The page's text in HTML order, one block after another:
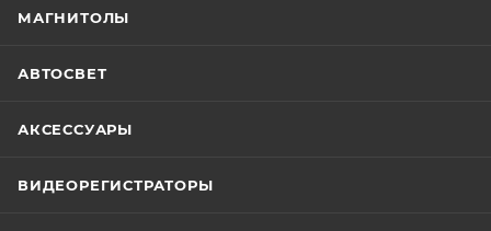
МАГНИТОЛЫ
АВТОСВЕТ
АКСЕССУАРЫ
ВИДЕОРЕГИСТРАТОРЫ